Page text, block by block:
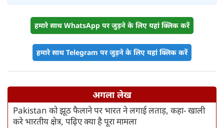
हमारे साथ WhatsApp पर जुड़ने के लिए यहां क्लिक करें
हमारे साथ Telegram पर जुड़ने के लिए यहां क्लिक करें
अगला लेख
Pakistan को झूठ फैलाने पर भारत ने लगाई लताड़, कहा- खाली
करे भारतीय क्षेत्र, पढ़िए क्या है पूरा मामला